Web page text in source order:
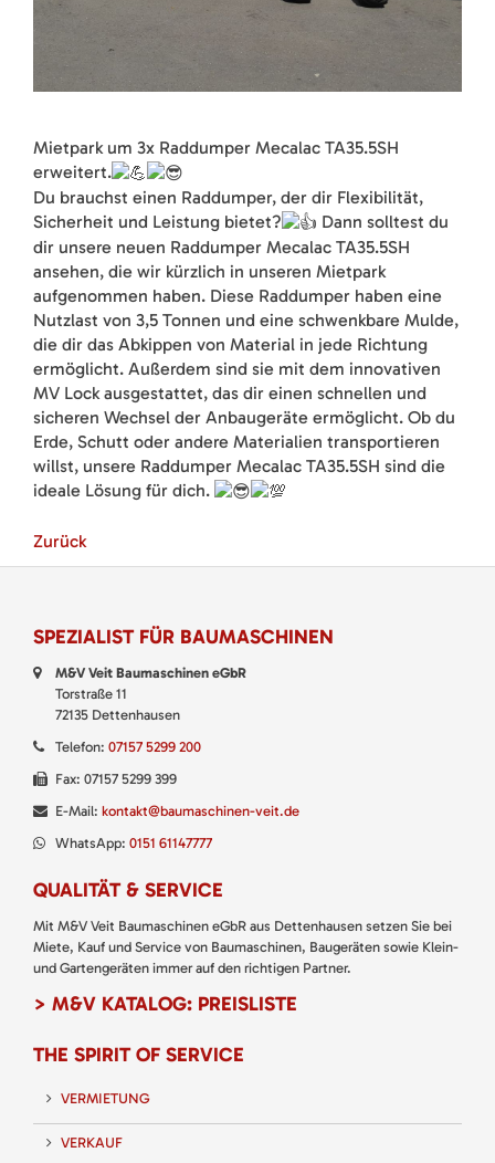
Mietpark um 3x Raddumper Mecalac TA35.5SH
erweitert.
Du brauchst einen Raddumper, der dir Flexibilität,
Sicherheit und Leistung bietet?
Dann solltest du
dir unsere neuen Raddumper Mecalac TA35.5SH
ansehen, die wir kürzlich in unseren Mietpark
aufgenommen haben. Diese Raddumper haben eine
Nutzlast von 3,5 Tonnen und eine schwenkbare Mulde,
die dir das Abkippen von Material in jede Richtung
ermöglicht. Außerdem sind sie mit dem innovativen
MV Lock ausgestattet, das dir einen schnellen und
sicheren Wechsel der Anbaugeräte ermöglicht. Ob du
Erde, Schutt oder andere Materialien transportieren
willst, unsere Raddumper Mecalac TA35.5SH sind die
ideale Lösung für dich.
Zurück
SPEZIALIST FÜR BAUMASCHINEN
M&V Veit Baumaschinen eGbR
Torstraße 11
72135 Dettenhausen
Telefon: 07157 5299 200
Fax: 07157 5299 399
E-Mail: kontakt@baumaschinen-veit.de
WhatsApp: 0151 61147777
QUALITÄT & SERVICE
Mit M&V Veit Baumaschinen eGbR aus Dettenhausen setzen Sie bei
Miete, Kauf und Service von Baumaschinen, Baugeräten sowie Klein-
und Gartengeräten immer auf den richtigen Partner.
> M&V KATALOG: PREISLISTE
THE SPIRIT OF SERVICE
VERMIETUNG
VERKAUF